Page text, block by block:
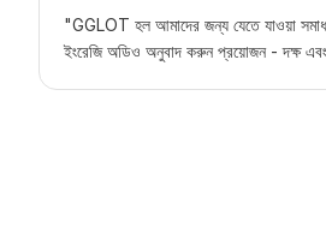
"GGLOT হল আমাদের জন্য যেতে যাওয়া
ইংরেজি অডিও অনুবাদ করুনপ্রয়োজন - দক্ষ